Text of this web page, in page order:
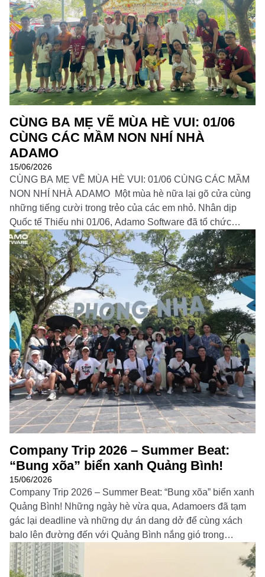
Đọc thêm
CÙNG BA MẸ VẼ MÙA HÈ VUI: 01/06
CÙNG CÁC MẦM NON NHÍ NHÀ
ADAMO
15/06/2026
CÙNG BA MẸ VẼ MÙA HÈ VUI: 01/06 CÙNG CÁC MẦM
NON NHÍ NHÀ ADAMO Một mùa hè nữa lại gõ cửa cùng
những tiếng cười trong trẻo của các em nhỏ. Nhân dịp
Quốc tế Thiếu nhi 01/06, Adamo Software đã tổ chức
chương trình trải nghiệm đặc biệt dành cho các “mầm non
[…]
Đọc thêm
Company Trip 2026 – Summer Beat:
“Bung xõa” biển xanh Quảng Bình!
15/06/2026
Company Trip 2026 – Summer Beat: “Bung xõa” biển xanh
Quảng Bình! Những ngày hè vừa qua, Adamoers đã tạm
gác lại deadline và những dự án dang dở để cùng xách
balo lên đường đến với Quảng Bình nắng gió trong
chuyến du lịch Summer Beat. Hành trình 3 ngày 2 đêm
không chỉ […]